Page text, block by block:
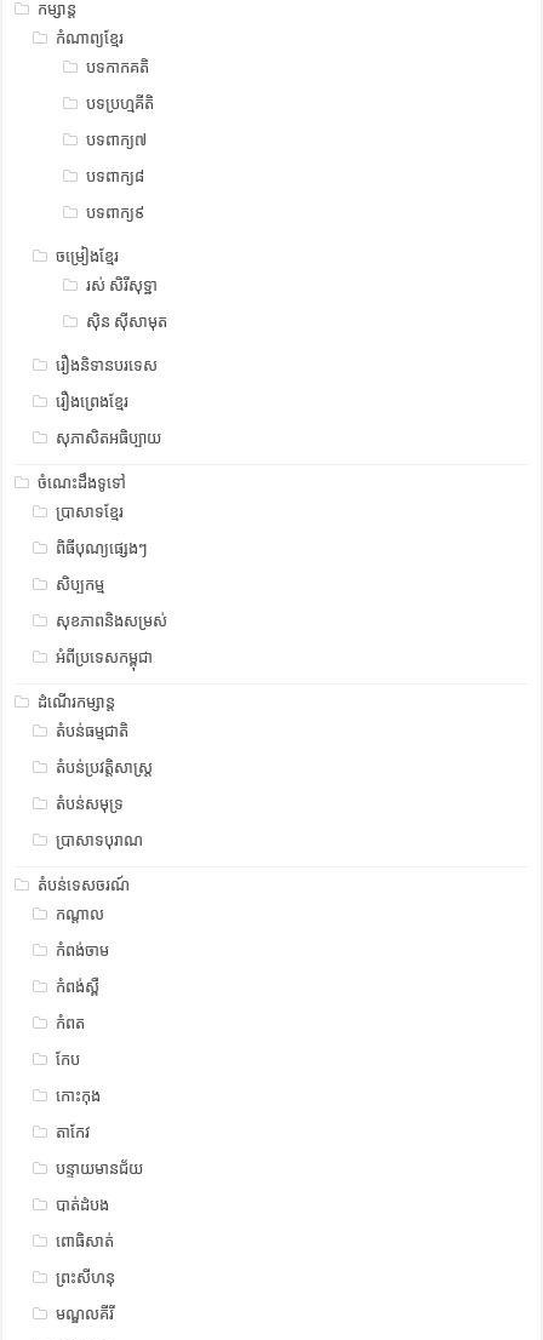
កម្សាន្ត
កំណាព្យខ្មែរ
បទកាកគតិ
បទប្រហ្មគីតិ
បទពាក្យ៧
បទពាក្យ៨
បទពាក្យ៩
ចម្រៀងខ្មែរ
រស់ សិរីសុទ្ឋា
ស៊ិន ស៊ីសាមុត
រឿងនិទានបរទេស
រឿងព្រេងខ្មែរ
សុភាសិតអធិប្បាយ
ចំណេះដឹងទូទៅ
ប្រាសាទខ្មែរ
ពិធីបុណ្យផ្សេងៗ
សិប្បកម្ម
សុខភាពនិងសម្រស់
អំពីប្រទេសកម្ពុជា
ដំណើរកម្សាន្ត
តំបន់ធម្មជាតិ
តំបន់ប្រវត្តិសាស្រ្ត
តំបន់សមុទ្រ
ប្រាសាទបុរាណ
តំបន់ទេសចរណ៍
កណ្តាល
កំពង់ចាម
កំពង់ស្ពឺ
កំពត
កែប
កោះកុង
តាកែវ
បន្ទាយមានជ័យ
បាត់ដំបង
ពោធិសាត់
ព្រះសីហនុ
មណ្ឌលគីរី